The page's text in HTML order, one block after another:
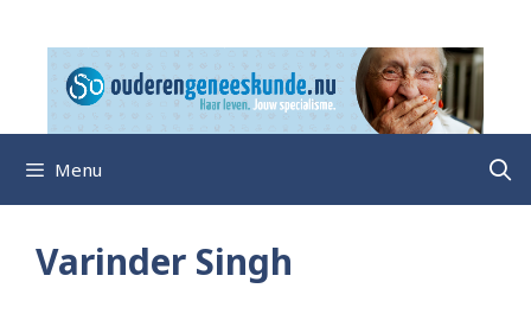
naar
Menu
Varinder Singh